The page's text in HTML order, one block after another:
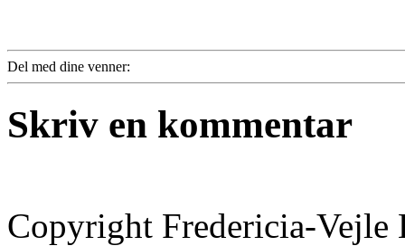
Del med dine venner:
Skriv en kommentar
Copyright Fredericia-Vejle